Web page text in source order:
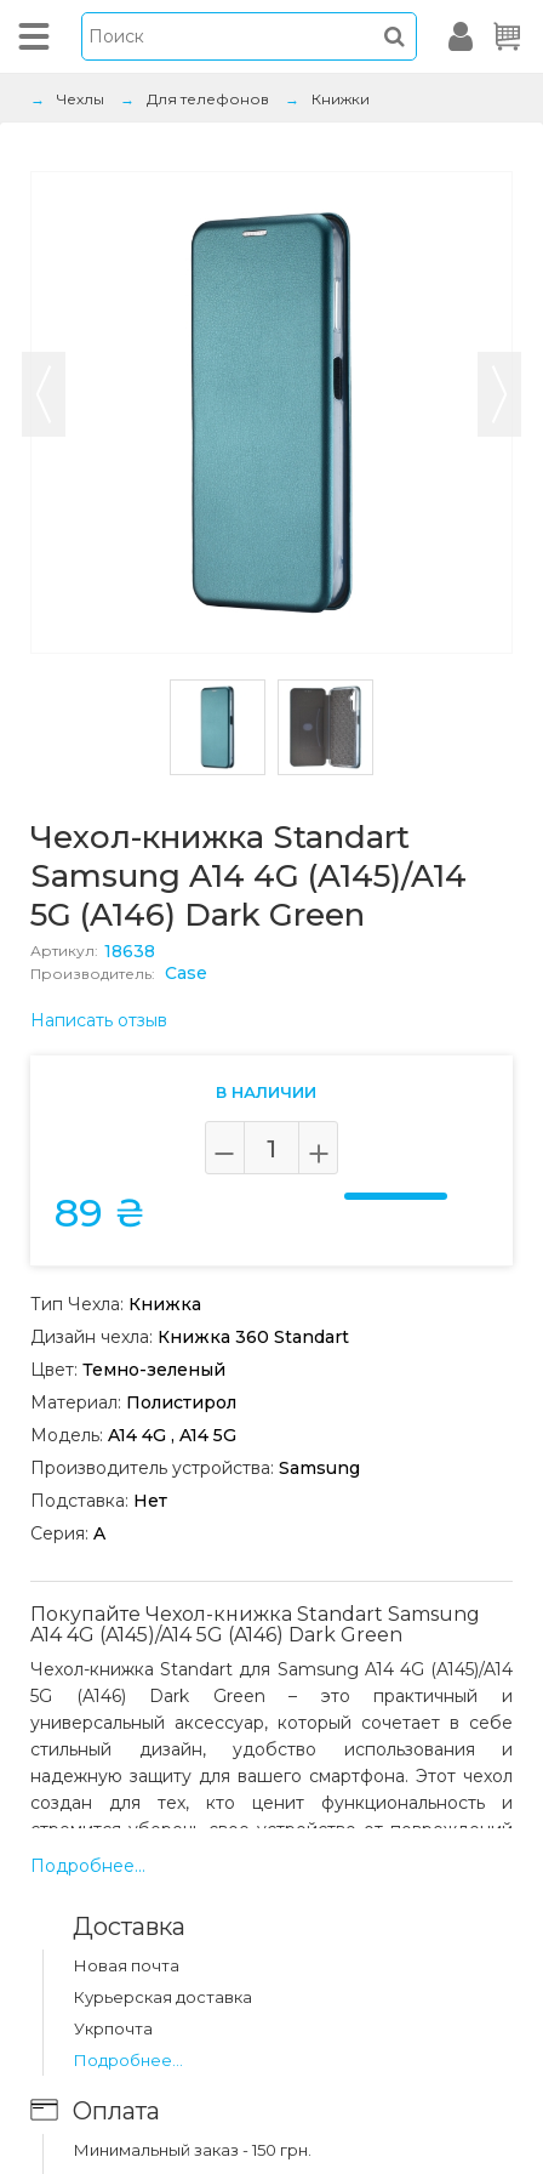
Чехлы Для телефонов Книжки
Чехол-книжка Standart
Samsung A14 4G (A145)/A14
5G (A146) Dark Green
Артикул: 18638
Производитель: Case
Написать отзыв
В НАЛИЧИИ
89 ₴
Тип Чехла: Книжка
Дизайн чехла: Книжка 360 Standart
Цвет: Темно-зеленый
Материал: Полистирол
Модель: A14 4G , A14 5G
Производитель устройства: Samsung
Подставка: Нет
Серия: A
Покупайте Чехол-книжка Standart Samsung
A14 4G (A145)/A14 5G (A146) Dark Green
Чехол-книжка Standart для Samsung A14 4G (A145)/A14
5G (A146) Dark Green – это практичный и
универсальный аксессуар, который сочетает в себе
стильный дизайн, удобство использования и
надежную защиту для вашего смартфона. Этот чехол
создан для тех, кто ценит функциональность и
стремится уберечь свое устройство от повреждений
в любых ситуациях.
Изготовленный из качественного искусственного
текстурой и износостойкостью. Внутри
предусмотрена мягкая подкладка, которая бережно
защищает экран от царапин и потертостей. Основной
надежно удерживающий смартфон внутри чехла, что
предотвращает случайное выпадение устройства.
Особенностью этого чехла является его конструкция
в виде книжки. Передняя крышка защищает дисплей
от повреждений и загрязнений, а также может быть
Подробнее...
Доставка
Новая почта
Курьерская доставка
Укрпочта
Подробнее...
Оплата
Минимальный заказ - 150 грн.